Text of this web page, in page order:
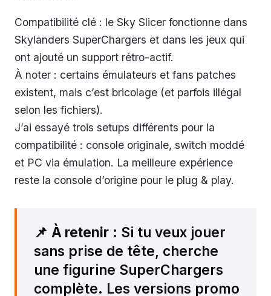
Compatibilité clé : le Sky Slicer fonctionne dans
Skylanders SuperChargers et dans les jeux qui
ont ajouté un support rétro-actif.
À noter : certains émulateurs et fans patches
existent, mais c’est bricolage (et parfois illégal
selon les fichiers).
J’ai essayé trois setups différents pour la
compatibilité : console originale, switch moddé
et PC via émulation. La meilleure expérience
reste la console d’origine pour le plug & play.
📌 À retenir : Si tu veux jouer
sans prise de tête, cherche
une figurine SuperChargers
complète. Les versions promo